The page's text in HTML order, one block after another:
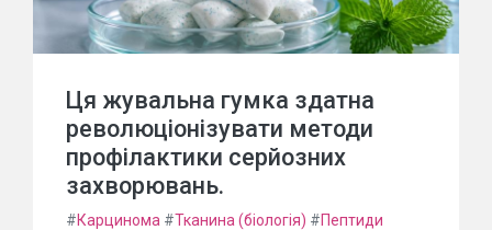
Ця жувальна гумка здатна
революціонізувати методи
профілактики серйозних
захворювань.
#Карцинома #Тканина (біологія) #Пептиди